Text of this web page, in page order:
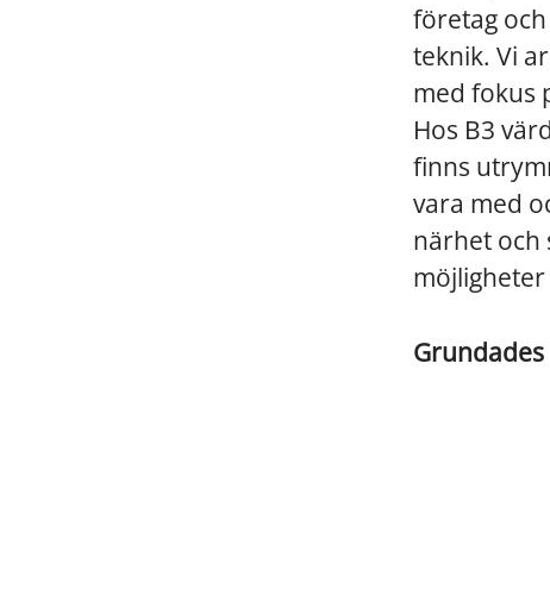
företag
teknik. Vi
med fokus
Hos B3
finns
vara med
närhet och
Grundades